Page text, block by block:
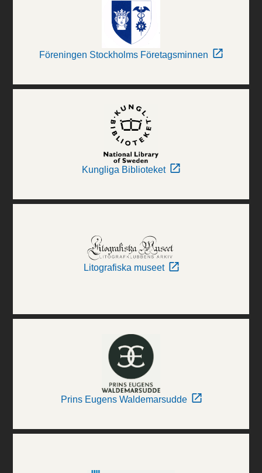
Föreningen Stockholms Företagsminnen
Kungliga Biblioteket
Litografiska museet
Prins Eugens Waldemarsudde